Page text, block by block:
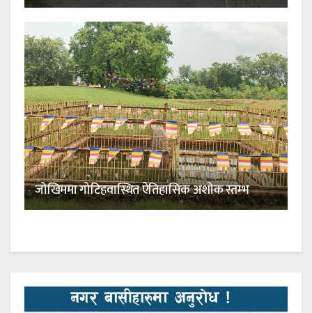
जोखिममा गोटिहवास्थित ऐतिहासिक अशोक स्तम्भ